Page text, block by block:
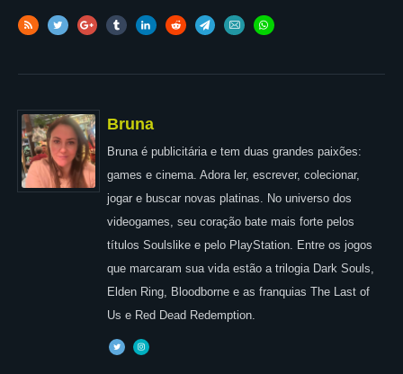
Bruna
Bruna é publicitária e tem duas grandes paixões:
games e cinema. Adora ler, escrever, colecionar,
jogar e buscar novas platinas. No universo dos
videogames, seu coração bate mais forte pelos
títulos Soulslike e pelo PlayStation. Entre os jogos
que marcaram sua vida estão a trilogia Dark Souls,
Elden Ring, Bloodborne e as franquias The Last of
Us e Red Dead Redemption.